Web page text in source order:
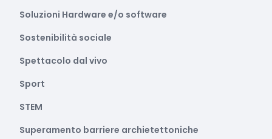
Soluzioni Hardware e/o software
Sostenibilità sociale
Spettacolo dal vivo
Sport
STEM
Superamento barriere archietettoniche